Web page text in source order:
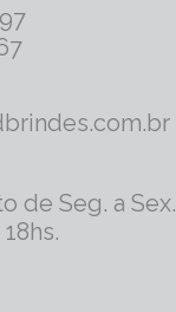
de Seg. a Sex.